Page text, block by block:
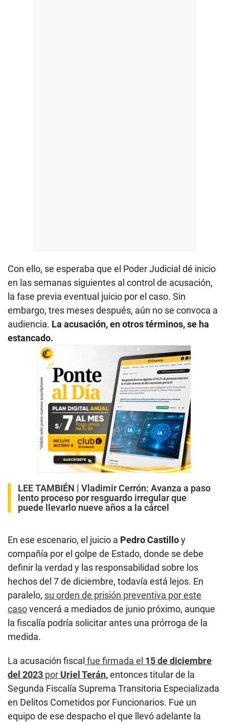
Con ello, se esperaba que el Poder Judicial dé inicio
en las semanas siguientes al control de acusación,
la fase previa eventual juicio por el caso. Sin
embargo, tres meses después, aún no se convoca a
audiencia. La acusación, en otros términos, se ha
estancado.
LEE TAMBIÉN | Vladimir Cerrón: Avanza a paso
lento proceso por resguardo irregular que
puede llevarlo nueve años a la cárcel
En ese escenario, el juicio a Pedro Castilloy
compañía por el golpe de Estado, donde se debe
definir la verdad y las responsabilidad sobre los
hechos del 7 de diciembre, todavía está lejos. En
paralelo, su orden de prisión preventiva por este
casovencerá a mediados de junio próximo, aunque
la fiscalía podría solicitar antes una prórroga de la
medida.
La acusación fiscal fue firmada el 15 de diciembre
del 2023 por Uriel Terán,entonces titular de la
Segunda Fiscalía Suprema Transitoria Especializada
en Delitos Cometidos por Funcionarios. Fue un
equipo de ese despacho el que llevó adelante la